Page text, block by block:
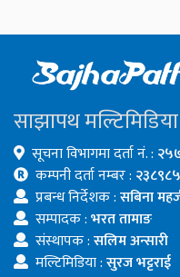
साझापथ मल्टिमिडिया
सूचना विभागमा दर्ता नं. :
कम्पनी दर्ता नम्बर :
प्रबन्ध निर्देशक :सबिना
सम्पादक :भरत तामाङ
संस्थापक :सलिम अन्सारी
मल्टिमिडिया :सुरज भट्टराई